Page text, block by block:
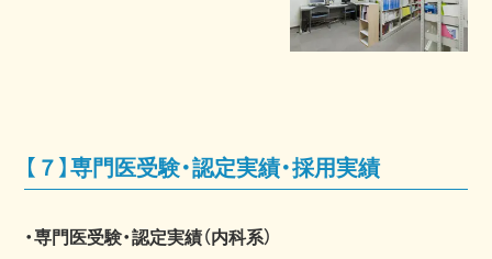
【７】専門医受験・認定実績・採用実績
・専門医受験・認定実績（内科系）